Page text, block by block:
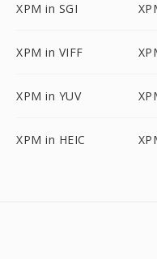
XPM in SGI
XPM in VIFF
XPM in YUV
XPM in HEIC